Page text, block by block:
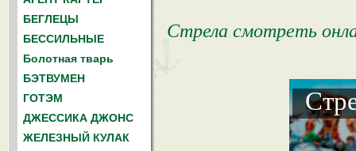
БЕГЛЕЦЫ
БЕССИЛЬНЫЕ
Болотная тварь
БЭТВУМЕН
ГОТЭМ
ДЖЕССИКА ДЖОНС
ЖЕЛЕЗНЫЙ КУЛАК
Стрела смотреть